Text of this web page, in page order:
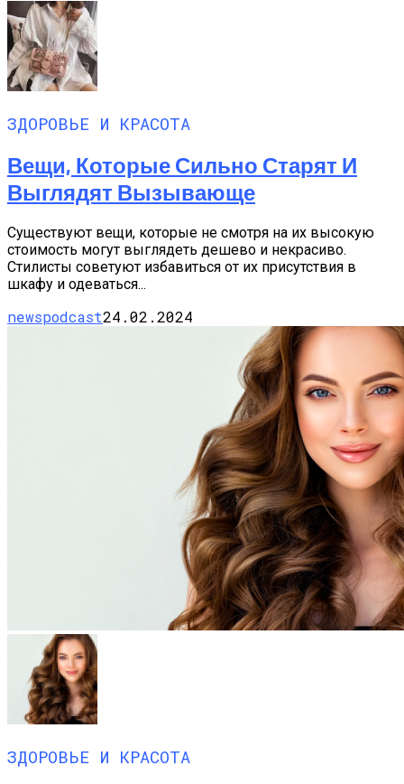
ЗДОРОВЬЕ И КРАСОТА
Вещи, Которые Сильно Старят И
Выглядят Вызывающе
Существуют вещи, которые не смотря на их высокую
стоимость могут выглядеть дешево и некрасиво.
Стилисты советуют избавиться от их присутствия в
шкафу и одеваться...
newspodcast24.02.2024
ЗДОРОВЬЕ И КРАСОТА